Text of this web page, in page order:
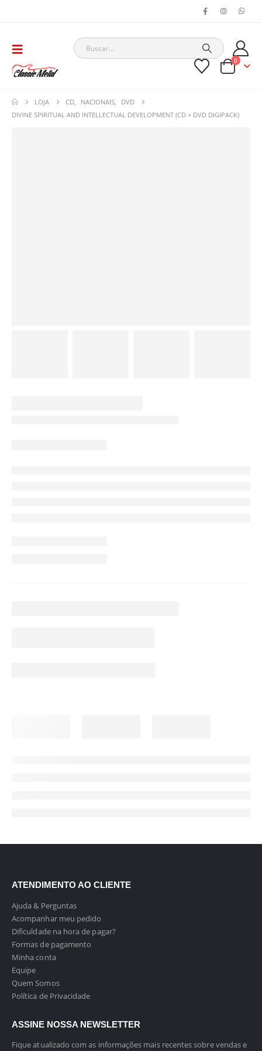
0
LOJA CD NACIONAIS
DVD
DIVINE SPIRITUAL AND INTELLECTUAL DEVELOPMENT (CD + DVD DIGIPACK)
ATENDIMENTO AO CLIENTE
Ajuda & Perguntas
Acompanhar meu pedido
Dificuldade na hora de pagar?
Formas de pagamento
Minha conta
Equipe
Quem Somos
Política de Privacidade
ASSINE NOSSA NEWSLETTER
Fique atualizado com as informações mais recentes sobre vendas e